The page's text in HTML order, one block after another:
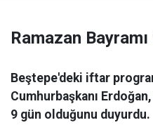
Ramazan
Beştepe'deki iftar
Cumhurbaşkanı
9 gün olduğunu duyurdu.